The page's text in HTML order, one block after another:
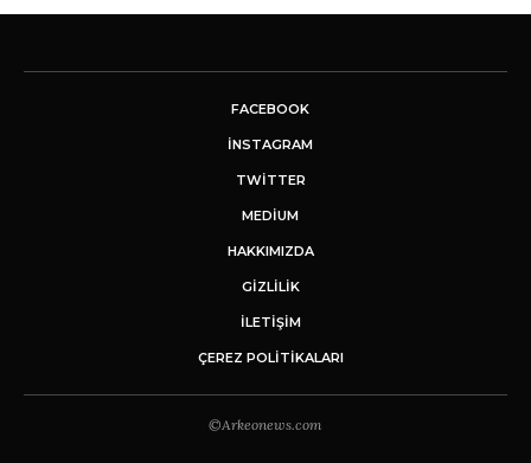
FACEBOOK
INSTAGRAM
TWITTER
MEDIUM
HAKKIMIZDA
GİZLİLİK
İLETIŞIM
ÇEREZ POLITIKALARI
©Arkeonews.com